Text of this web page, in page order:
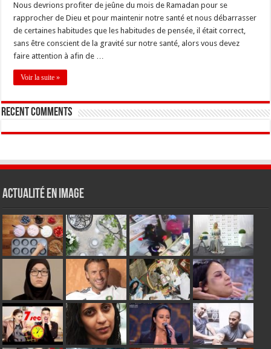
Nous devrions profiter de jeûne du mois de Ramadan pour se
rapprocher de Dieu et pour maintenir notre santé et nous débarrasser
de certaines habitudes que les habitudes de pensée, il était correct,
sans être conscient de la gravité sur notre santé, alors vous devez
faire attention à afin de …
Voir la suite »
Recent Comments
Actualité en Image